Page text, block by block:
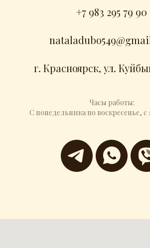
+7 983 295 79 90
г. Красноярск, ул.
Часы работы:
С понедельника по воскресенье, с